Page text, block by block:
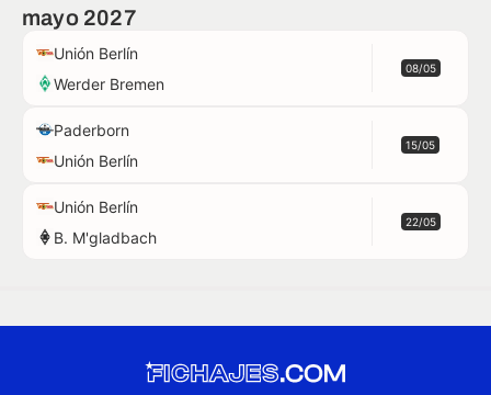
mayo 2027
Unión Berlín
Werder Bremen
08/05
Paderborn
Unión Berlín
15/05
Unión Berlín
B. M'gladbach
22/05